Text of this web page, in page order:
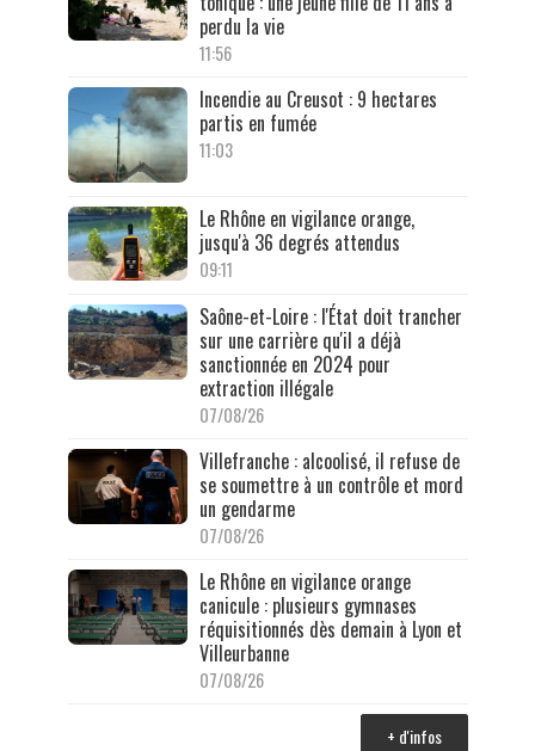
perdu la vie
11:56
Incendie au Creusot : 9 hectares
partis en fumée
11:03
Le Rhône en vigilance orange,
jusqu'à 36 degrés attendus
09:11
Saône-et-Loire : l'État doit trancher
sur une carrière qu'il a déjà
sanctionnée en 2024 pour
extraction illégale
07/08/26
Villefranche : alcoolisé, il refuse de
se soumettre à un contrôle et mord
un gendarme
07/08/26
Le Rhône en vigilance orange
canicule : plusieurs gymnases
réquisitionnés dès demain à Lyon et
Villeurbanne
07/08/26
+ d'infos